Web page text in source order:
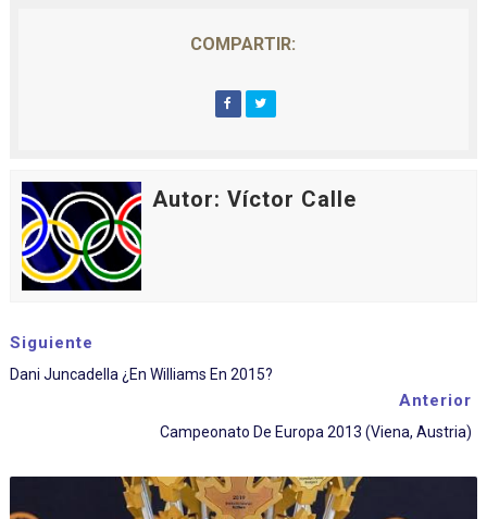
COMPARTIR:
Autor: Víctor Calle
Siguiente
Dani Juncadella ¿en Williams En 2015?
Anterior
Campeonato De Europa 2013 (Viena, Austria)